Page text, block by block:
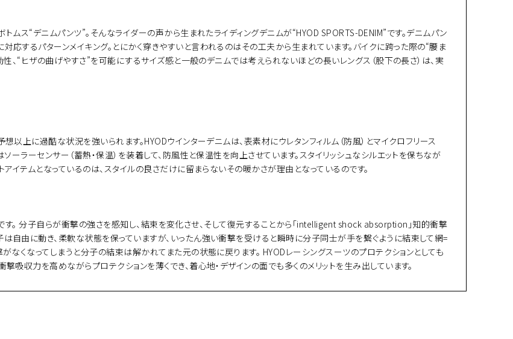
ムス“デニムパンツ”。そんなライダーの声から生まれたライディングデニムが“HYOD SPORTS-DENIM”です。デニムパン
応するパターンメイキング。とにかく穿きやすいと言われるのはその工夫から生まれています。バイクに跨った際の“腰ま
、“ヒザの曲げやすさ”を可能にするサイズ感と一般のデニムでは考えられないほどの長いレングス（股下の長さ）は、実
以上に過酷な状況を強いられます。HYODウインターデニムは、表素材にウレタンフィルム（防風）とマイクロフリース
ソーラーセンサー（蓄熱・保温）を装着して、防風性と保温性を向上させています。スタイリッシュなシルエットを保ちなが
イテムとなっているのは、スタイルの良さだけに留まらないその暖かさが理由となっているのです。
。 分子自らが衝撃の強さを感知し、結束を変化させ、そして復元することから「intelligent shock absorption」知的衝撃
自由に動き、柔軟な状態を保っていますが、いったん強い衝撃を受けると瞬時に分子同士が手を繋ぐように結束して網=
なくなってしまうと分子の結束は解かれてまた元の状態に戻ります。 HYODレーシングスーツのプロテクションとしても
吸収力を高めながらプロテクションを薄くでき、着心地・デザインの面でも多くのメリットを生み出しています。